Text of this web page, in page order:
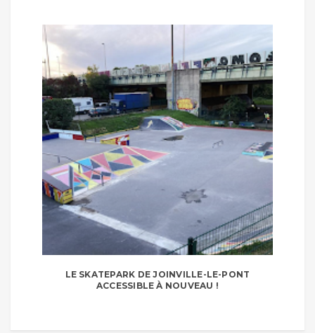
LE SKATEPARK DE JOINVILLE-LE-PONT
ACCESSIBLE À NOUVEAU !